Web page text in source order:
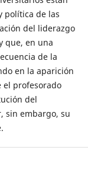
política de las
del liderazgo
que, en una
de la
en la aparición
el profesorado
del
sin embargo, su